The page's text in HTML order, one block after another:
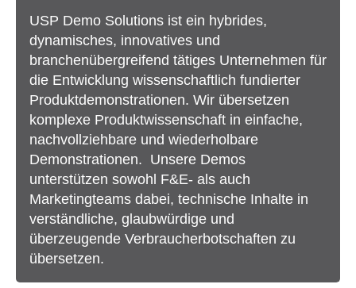
USP Demo Solutions ist ein hybrides,
dynamisches, innovatives und
branchenübergreifend tätiges Unternehmen für
die Entwicklung wissenschaftlich fundierter
Produktdemonstrationen. Wir übersetzen
komplexe Produktwissenschaft in einfache,
nachvollziehbare und wiederholbare
Demonstrationen. Unsere Demos
unterstützen sowohl F&E- als auch
Marketingteams dabei, technische Inhalte in
verständliche, glaubwürdige und
überzeugende Verbraucherbotschaften zu
übersetzen.